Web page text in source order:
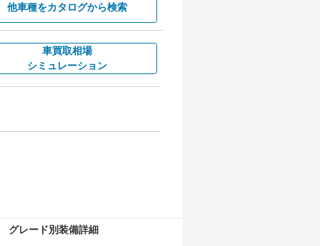
他車種をカタログから検索
車買取相場
シミュレーション
グレード別装備詳細